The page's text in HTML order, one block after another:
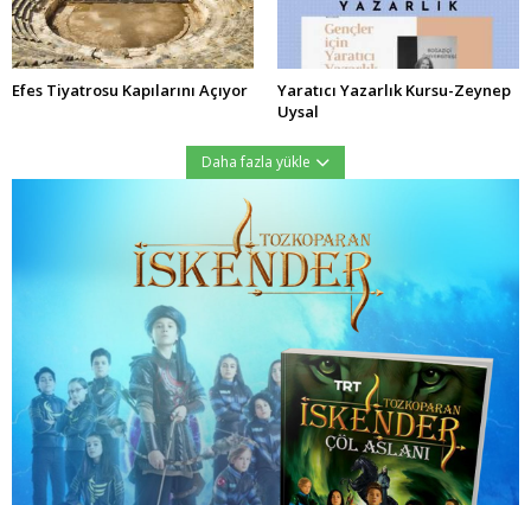
Efes Tiyatrosu Kapılarını Açıyor
Yaratıcı Yazarlık Kursu-Zeynep
Uysal
Daha fazla yükle